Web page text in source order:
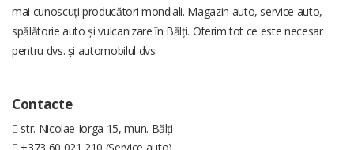
mai cunoscuți producători mondiali. Magazin auto, service auto,
spălătorie auto și vulcanizare în Bălți. Oferim tot ce este necesar
pentru dvs. și automobilul dvs.
Contacte
str. Nicolae Iorga 15, mun. Bălți
+373 60 021 210 (Service auto)